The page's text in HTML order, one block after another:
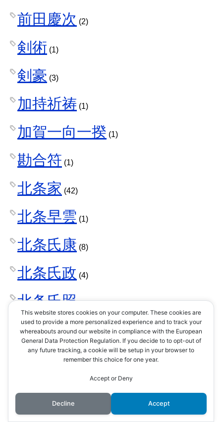
前田慶次 (2)
剣術 (1)
剣豪 (3)
加持祈祷 (1)
加賀一向一揆 (1)
勘合符 (1)
北条家 (42)
北条早雲 (1)
北条氏康 (8)
北条氏政 (4)
北条氏照(3)
北条氏直(2)
北条氏綱(1)
北条氏邦(1)
This website stores cookies on your computer. These cookies are
used to provide a more personalized experience and to track your
whereabouts around our website in compliance with the European
General Data Protection Regulation. If you decide to to opt-out of
any future tracking, a cookie will be setup in your browser to
remember this choice for one year.
Accept or Deny
Decline Accept